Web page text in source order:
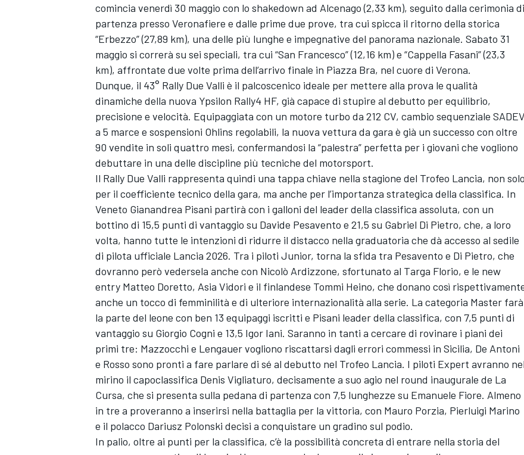
ENDURANCE/GT
comincia venerdì 30 maggio con lo shakedown ad Alcenago (2,33 km), seguito dalla cerimonia di
partenza presso Veronafiere e dalle prime due prove, tra cui spicca il ritorno della storica
“Erbezzo” (27,89 km), una delle più lunghe e impegnative del panorama nazionale. Sabato 31
maggio si correrà su sei speciali, tra cui “San Francesco” (12,16 km) e “Cappella Fasani” (23,3
km), affrontate due volte prima dell’arrivo finale in Piazza Bra, nel cuore di Verona.
Dunque, il 43° Rally Due Valli è il palcoscenico ideale per mettere alla prova le qualità
dinamiche della nuova Ypsilon Rally4 HF, già capace di stupire al debutto per equilibrio,
precisione e velocità. Equipaggiata con un motore turbo da 212 CV, cambio sequenziale SADEV
a 5 marce e sospensioni Ohlins regolabili, la nuova vettura da gara è già un successo con oltre
90 vendite in soli quattro mesi, confermandosi la “palestra” perfetta per i giovani che vogliono
debuttare in una delle discipline più tecniche del motorsport.
Il Rally Due Valli rappresenta quindi una tappa chiave nella stagione del Trofeo Lancia, non solo
per il coefficiente tecnico della gara, ma anche per l’importanza strategica della classifica. In
Veneto Gianandrea Pisani partirà con i galloni del leader della classifica assoluta, con un
bottino di 15,5 punti di vantaggio su Davide Pesavento e 21,5 su Gabriel Di Pietro, che, a loro
volta, hanno tutte le intenzioni di ridurre il distacco nella graduatoria che dà accesso al sedile
di pilota ufficiale Lancia 2026. Tra i piloti Junior, torna la sfida tra Pesavento e Di Pietro, che
dovranno però vedersela anche con Nicolò Ardizzone, sfortunato al Targa Florio, e le new
entry Matteo Doretto, Asia Vidori e il finlandese Tommi Heino, che donano così
anche un tocco di femminilità e di ulteriore internazionalità alla serie. La categoria Master farà
la parte del leone con ben 13 equipaggi iscritti e Pisani leader della classifica, con 7,5 punti di
vantaggio su Giorgio Cogni e 13,5 Igor Iani. Saranno in tanti a cercare di rovinare i piani dei
primi tre: Mazzocchi e Lengauer vogliono riscattarsi dagli errori commessi in Sicilia, De Antoni
e Rosso sono pronti a fare parlare di sé al debutto nel Trofeo Lancia. I piloti Expert avranno nel
mirino il capoclassifica Denis Vigliaturo, decisamente a suo agio nel round inaugurale de La
Cursa, che si presenta sulla pedana di partenza con 7,5 lunghezze su Emanuele Fiore. Almeno
in tre a proveranno a inserirsi nella battaglia per la vittoria, con Mauro Porzia, Pierluigi Marino
e il polacco Dariusz Polonski decisi a conquistare un gradino sul podio.
In palio, oltre ai punti per la classifica, c’è la possibilità concreta di entrare nella storia del